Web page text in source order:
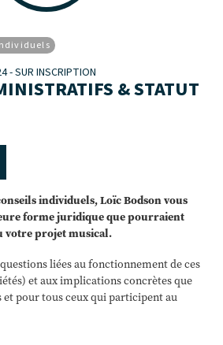
- SUR INSCRIPTION
& STATUT
individuels, Loïc Bodson vous
forme juridique que pourraient
votre projet musical.
liées au fonctionnement de ces
et aux implications concrètes que
et pour tous ceux qui participent au